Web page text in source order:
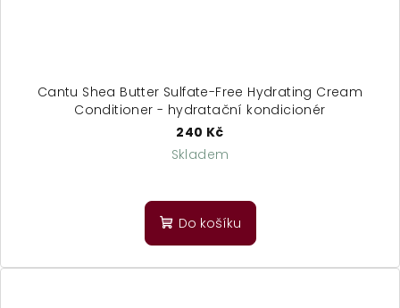
Cantu Shea Butter Sulfate-Free Hydrating Cream
Conditioner - hydratační kondicionér
240 Kč
Skladem
Do košíku